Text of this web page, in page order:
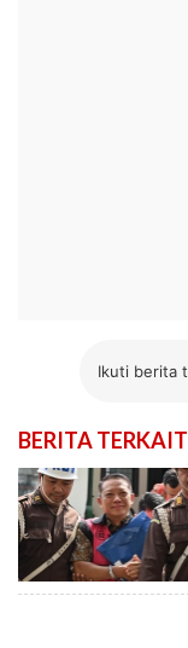
Ikuti berita
BERITA TERKAIT